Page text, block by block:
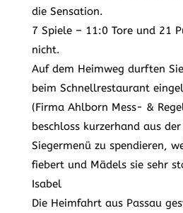
die Sensation.
7 Spiele – 11:0 Tore und 21
nicht.
Auf dem Heimweg durften
beim Schnellrestaurant
(Firma Ahlborn Mess- &
beschloss kurzerhand aus der
Siegermenü zu spendieren,
fiebert und Mädels sie sehr
Isabel
Die Heimfahrt aus Passau